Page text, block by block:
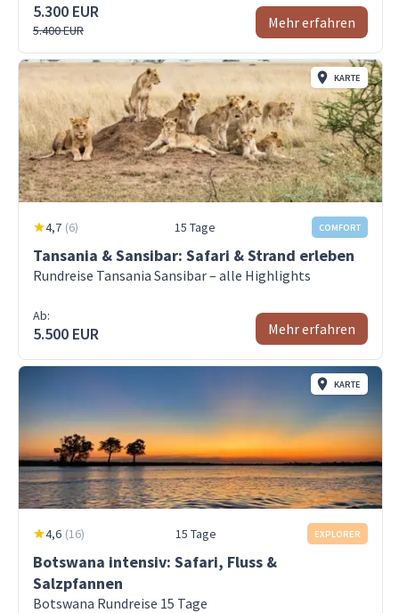
5.300 EUR
5.400 EUR Mehr erfahren
KARTE
4,7 (6) 15 Tage COMFORT
Tansania & Sansibar: Safari & Strand erleben
Rundreise Tansania Sansibar – alle Highlights
Ab:
5.500 EUR Mehr erfahren
KARTE
4,6 (16) 15 Tage EXPLORER
Botswana intensiv: Safari, Fluss &
Salzpfannen
Botswana Rundreise 15 Tage